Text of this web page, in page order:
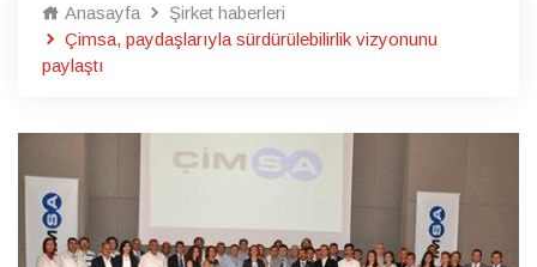
Anasayfa
Şirket haberleri
Çimsa, paydaşlarıyla sürdürülebilirlik vizyonunu
paylaştı